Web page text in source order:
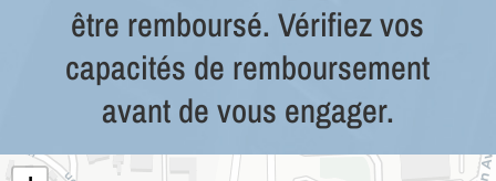
être remboursé. Vérifiez vos
capacités de remboursement
avant de vous engager.